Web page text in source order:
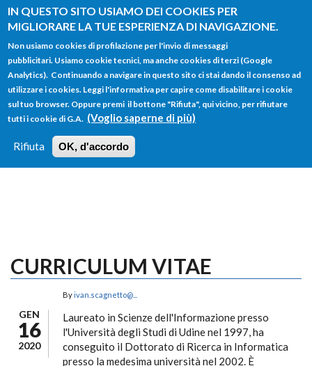
IN QUESTO SITO USIAMO DEI COOKIES PER
MIGLIORARE LA TUE ESPERIENZA DI NAVIGAZIONE.
Non usiamo cookies di profilazione per l'invio di messaggi
pubblicitari. Usiamo cookie tecnici, ma anche cookies di terzi (Google
Analytics). Continuando a navigare in questo sito ci stai dando il consenso ad
utilizzare i cookies. Leggi l'informativa per capire come disabilitare i cookie
sul tuo browser. Oppure premi il bottone "Rifiuta", qui vicino, per rifiutare
tutti i cookie di G.A. (Voglio saperne di più)
Rifiuta OK, d'accordo
Salta al contenuto principale
FORM
DI
RICERCA
Main menu
HOME TUTTI I PROFILI
LOGIN
CURRICULUM VITAE
GEN
16
2020
Byivan.scagnetto@...
Laureato in Scienze dell'Informazione presso
l'Università degli Studi di Udine nel 1997, ha
conseguito il Dottorato di Ricerca in Informatica
presso la medesima università nel 2002. È